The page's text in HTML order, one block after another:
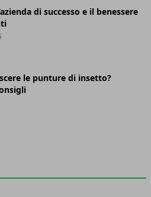
di successo e il benessere
le punture di insetto?